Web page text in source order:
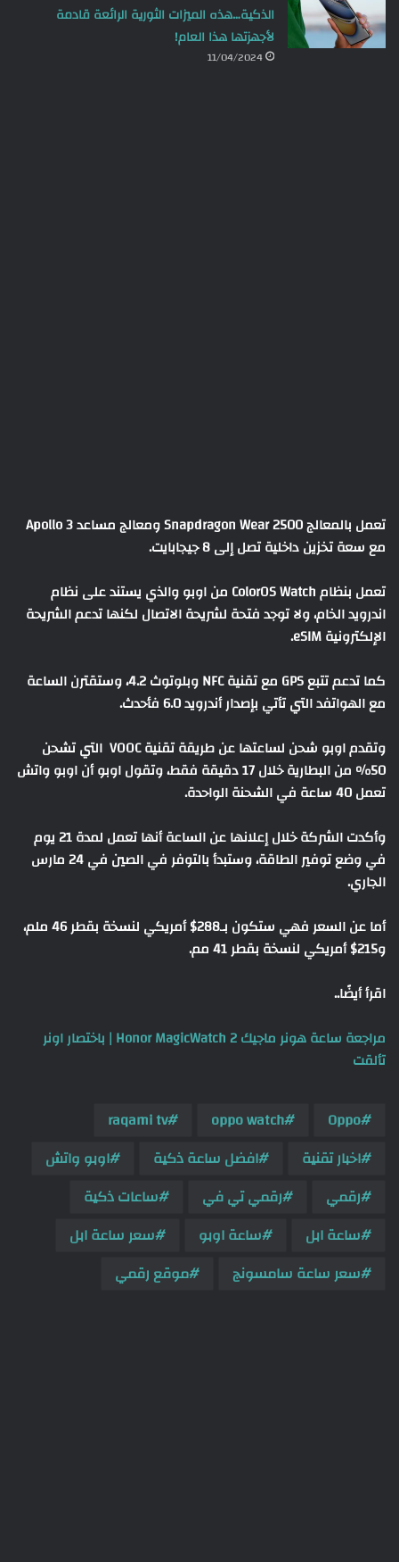
الذكية…هذه الميزات الثورية الرائعة قادمة
لأجهزتها هذا العام!
11/04/2024
تعمل بالمعالج Snapdragon Wear 2500 ومعالج مساعد Apollo 3
مع سعة تخزين داخلية تصل إلى 8 جيجابايت.
تعمل بنظام ColorOS Watch من اوبو والذي يستند على نظام
اندرويد الخام، ولا توجد فتحة لشريحة الاتصال لكنها تدعم الشريحة
الإلكترونية eSIM.
كما تدعم تتبع GPS مع تقنية NFC وبلوتوث 4.2، وستقترن الساعة
مع الهواتفد التي تأتي بإصدار أندرويد 6.0 فأحدث.
وتقدم اوبو شحن لساعتها عن طريقة تقنية VOOC التي تشحن
50% من البطارية خلال 17 دقيقة فقط، وتقول اوبو أن اوبو واتش
تعمل 40 ساعة في الشحنة الواحدة.
وأكدت الشركة خلال إعلانها عن الساعة أنها تعمل لمدة 21 يوم
في وضع توفير الطاقة، وستبدأ بالتوفر في الصين في 24 مارس
الجاري.
أما عن السعر فهي ستكون بـ288$ أمريكي لنسخة بقطر 46 ملم،
و215$ أمريكي لنسخة بقطر 41 مم.
اقرأ أيضًا..
مراجعة ساعة هونر ماجيك 2 Honor MagicWatch | باختصار اونر
تألقت
Oppo
oppo watch
raqami tv
اخبار تقنية
افضل ساعة ذكية
اوبو واتش
رقمي
رقمي تي في
ساعات ذكية
ساعة ابل
ساعة اوبو
سعر ساعة ابل
سعر ساعة سامسونج
موقع رقمي